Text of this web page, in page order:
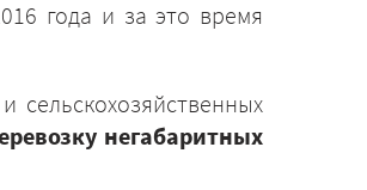
года и за это время
негабаритных